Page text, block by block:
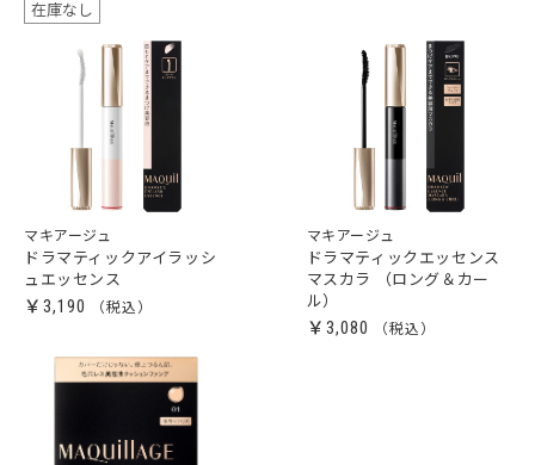
在庫なし
マキアージュ
ドラマティックアイラッシ
ュエッセンス
￥3,190
マキアージュ
ドラマティックエッセンス
マスカラ （ロング＆カー
ル）
￥3,080